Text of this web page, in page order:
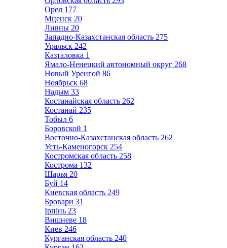
Орел 177
Мценск 20
Ливны 20
Западно-Казахстанская область 275
Уральск 242
Казталовка 1
Ямало-Ненецкий автономный округ 268
Новый Уренгой 86
Ноябрьск 68
Надым 33
Костанайская область 262
Костанай 235
Тобыл 6
Боровской 1
Восточно-Казахстанская область 262
Усть-Каменогорск 254
Костромская область 258
Кострома 132
Шарья 20
Буй 14
Киевская область 249
Бровари 31
Ірпінь 23
Вишневе 18
Киев 246
Курганская область 240